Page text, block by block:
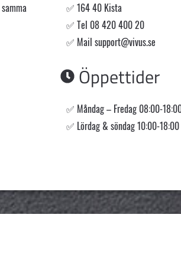
164 40 Kista
Tel 08 420 400 20
Mail support@vivus.se
Öppettider
Måndag – Fredag 08:00-
Lördag & söndag 10:00-18:00